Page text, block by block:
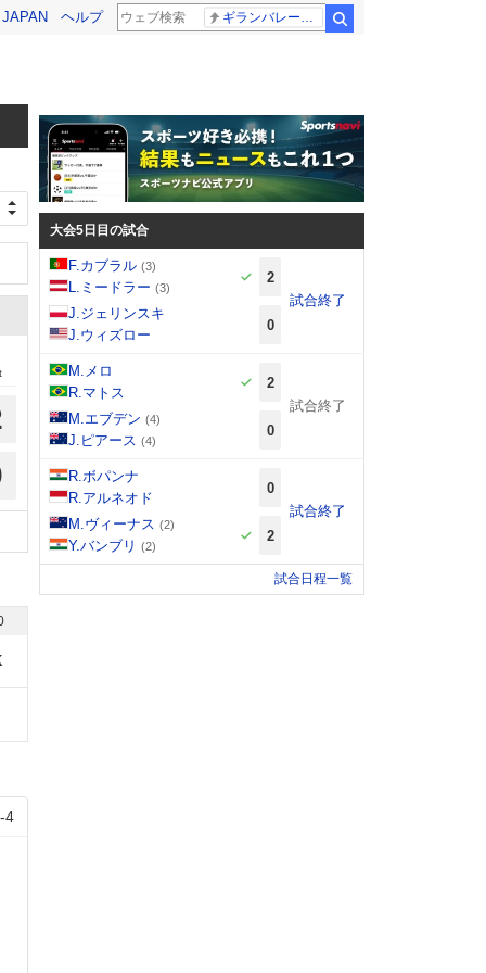
ヘルプ
-4
大会5日目の試合
F.カブラル (3)
L.ミードラー (3)
2
J.ジェリンスキ
J.ウィズロー
0
試合終了
M.メロ
R.マトス
2
M.エブデン (4)
J.ピアース (4)
0
試合終了
R.ボパンナ
R.アルネオド
0
M.ヴィーナス (2)
Y.バンブリ (2)
2
試合終了
試合日程一覧